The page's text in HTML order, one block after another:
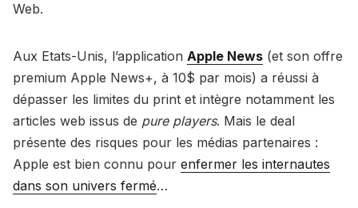
Web.
Aux Etats-Unis, l’application Apple News (et son offre
premium Apple News+, à 10$ par mois) a réussi à
dépasser les limites du print et intègre notamment les
articles web issus de pure players. Mais le deal
présente des risques pour les médias partenaires :
Apple est bien connu pour enfermer les internautes
dans son univers fermé…